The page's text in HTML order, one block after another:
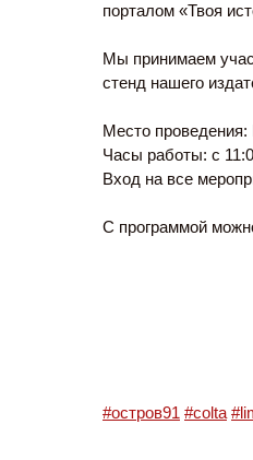
порталом «Твоя
Мы принимаем
стенд нашего
Место
Часы работы: c
Вход на все
С программой
#остров91 #colta